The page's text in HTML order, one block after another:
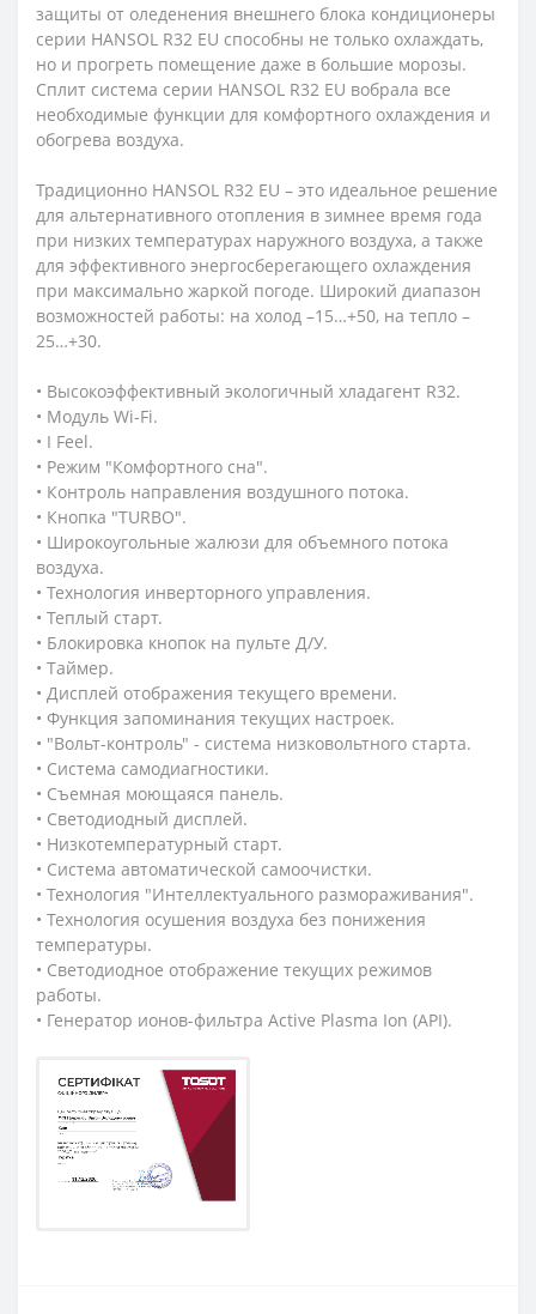
защиты от оледенения внешнего блока кондиционеры
серии HANSOL R32 EU способны не только охлаждать,
но и прогреть помещение даже в большие морозы.
Сплит система серии HANSOL R32 EU вобрала все
необходимые функции для комфортного охлаждения и
обогрева воздуха.
Традиционно HANSOL R32 EU – это идеальное решение
для альтернативного отопления в зимнее время года
при низких температурах наружного воздуха, а также
для эффективного энергосберегающего охлаждения
при максимально жаркой погоде. Широкий диапазон
возможностей работы: на холод –15…+50, на тепло –
25…+30.
• Высокоэффективный экологичный хладагент R32.
• Модуль Wi-Fi.
• I Feel.
• Режим "Комфортного сна".
• Контроль направления воздушного потока.
• Кнопка "TURBO".
• Широкоугольные жалюзи для объемного потока
воздуха.
• Технология инверторного управления.
• Теплый старт.
• Блокировка кнопок на пульте Д/У.
• Таймер.
• Дисплей отображения текущего времени.
• Функция запоминания текущих настроек.
• "Вольт-контроль" - система низковольтного старта.
• Система самодиагностики.
• Съемная моющаяся панель.
• Светодиодный дисплей.
• Низкотемпературный старт.
• Система автоматической самоочистки.
• Технология "Интеллектуального размораживания".
• Технология осушения воздуха без понижения
температуры.
• Светодиодное отображение текущих режимов
работы.
• Генератор ионов-фильтра Active Plasma Ion (API).